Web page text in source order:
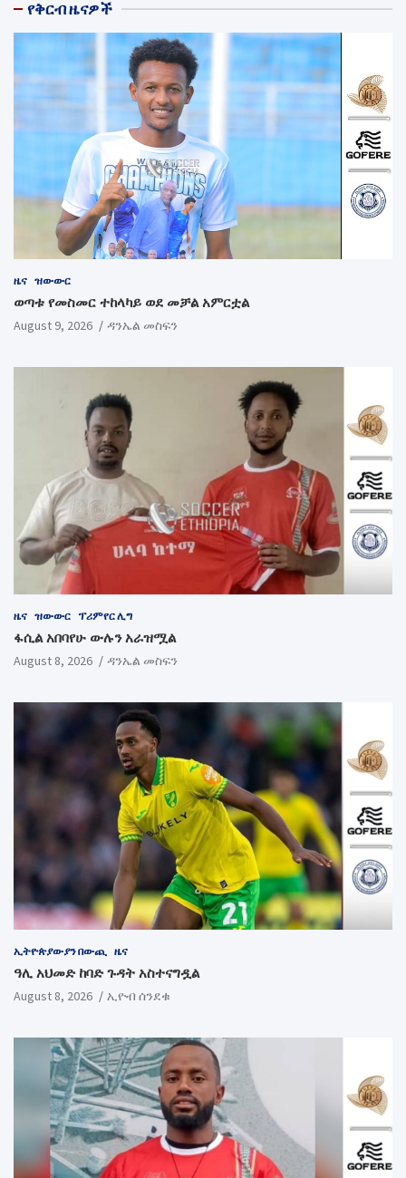
የቅርብ ዜናዎች
ዜና ዝውውር
ወጣቱ የመስመር ተከላካይ ወደ መቻል አምርቷል
August 9, 2026 ዳንኤል መስፍን
ዜና ዝውውር ፕሪምየር ሊግ
ፋሲል አበባየሁ ውሉን አራዝሟል
August 8, 2026 ዳንኤል መስፍን
ኢትዮጵያውያን በውጪ ዜና
ዓሊ አህመድ ከባድ ጉዳት አስተናግዷል
August 8, 2026 ኢዮብ ሰንደቁ